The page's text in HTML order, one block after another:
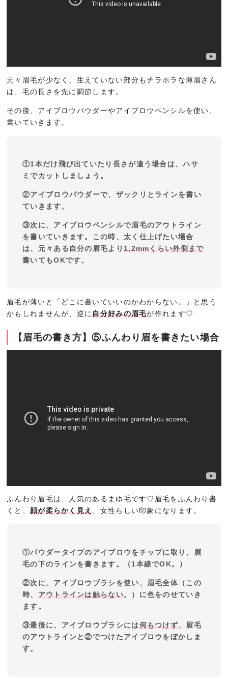
元々眉毛が少なく、生えていない部分もチラホラな薄眉さん
は、毛の長さを先に調節します。
その後、アイブロウパウダーやアイブロウペンシルを使い、
書いていきます。
①1本だけ飛び出ていたり長さが違う場合は、ハサ
ミでカットしましょう。
②アイブロウパウダーで、ザックリとラインを書い
ていきます。
③次に、アイブロウペンシルで眉毛のアウトライン
を書いていきます。この時、太く仕上げたい場合
は、元々ある自分の眉毛より 1,2mmくらい外側まで
書いてもOKです。
眉毛が薄いと「どこに書いていいのかわからない。」と思う
かもしれませんが、逆に自分好みの眉毛が作れます♡
【眉毛の書き方】⑤ふんわり眉を書きたい場合
ふんわり眉毛は、人気のあるまゆ毛です♡眉毛をふんわり書
くと、 顔が柔らかく見え 、女性らしい印象になります。
①パウダータイプのアイブロウをチップに取り、眉
毛の下のラインを書きます。（1本線でOK。）
②次に、アイブロウブラシを使い、眉毛全体（この
時、 アウトラインは触らない。）に色をのせていき
ます。
③最後に、アイブロウブラシには何もつけず、眉毛
のアウトラインと②でつけたアイブロウをぼかしま
す。